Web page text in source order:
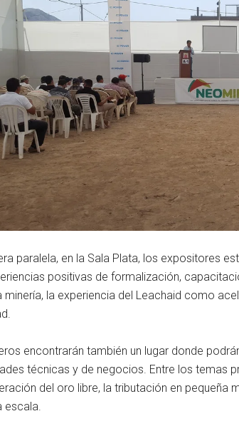
paralela, en la Sala Plata, los expositores
positivas de formalización,
minería, la experiencia del Leachaid como
encontrarán también un lugar donde
técnicas y de negocios. Entre los temas
del oro libre, la tributación en pequeña
escala.